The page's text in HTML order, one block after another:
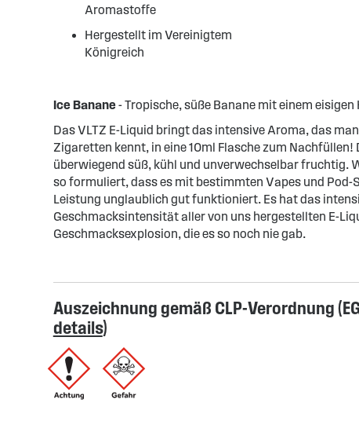
Aromastoffe
Hergestellt im Vereinigtem
Königreich
Ice Banane- Tropische, süße Banane mit einem eisigen
Das VLTZ E-Liquid bringt das intensive Aroma, das
Zigaretten kennt, in eine 10ml Flasche zum Nachfüllen!
überwiegend süß, kühl und unverwechselbar fruchtig.
so formuliert, dass es mit bestimmten Vapes und Pod-
Leistung unglaublich gut funktioniert. Es hat das
Geschmacksintensität aller von uns hergestellten E-
Geschmacksexplosion, die es so noch nie gab.
Auszeichnung gemäß CLP-Verordnung
details)